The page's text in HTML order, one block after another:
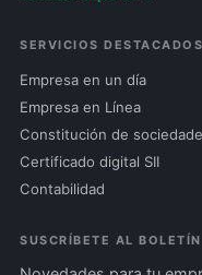
SERVICIOS DESTACADOS
Empresa en un día
Empresa en Línea
Constitución de
Certificado digital SII
Contabilidad
SUSCRÍBETE AL BOLETÍN